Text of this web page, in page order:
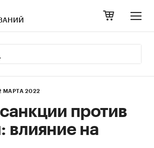
МАРТА 2022
против
влияние на